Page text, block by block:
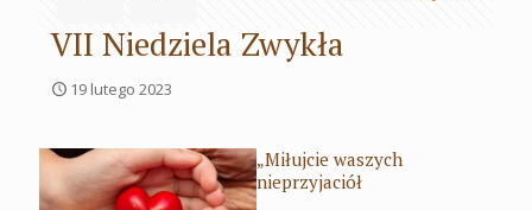
VII Niedziela Zwykła
19 lutego 2023
„Miłujcie waszych
nieprzyjaciół